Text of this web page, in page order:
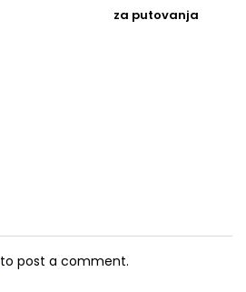
za putovanja
to post a comment.